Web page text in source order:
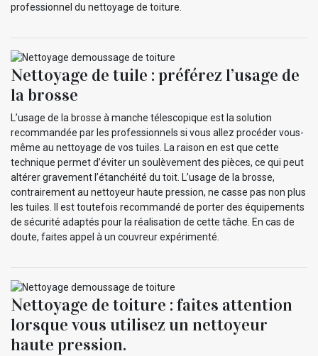
professionnel du nettoyage de toiture.
Nettoyage de tuile : préférez l’usage de
la brosse
L’usage de la brosse à manche télescopique est la solution
recommandée par les professionnels si vous allez procéder vous-
même au nettoyage de vos tuiles. La raison en est que cette
technique permet d’éviter un soulèvement des pièces, ce qui peut
altérer gravement l’étanchéité du toit. L’usage de la brosse,
contrairement au nettoyeur haute pression, ne casse pas non plus
les tuiles. Il est toutefois recommandé de porter des équipements
de sécurité adaptés pour la réalisation de cette tâche. En cas de
doute, faites appel à un couvreur expérimenté.
Nettoyage de toiture : faites attention
lorsque vous utilisez un nettoyeur
haute pression.